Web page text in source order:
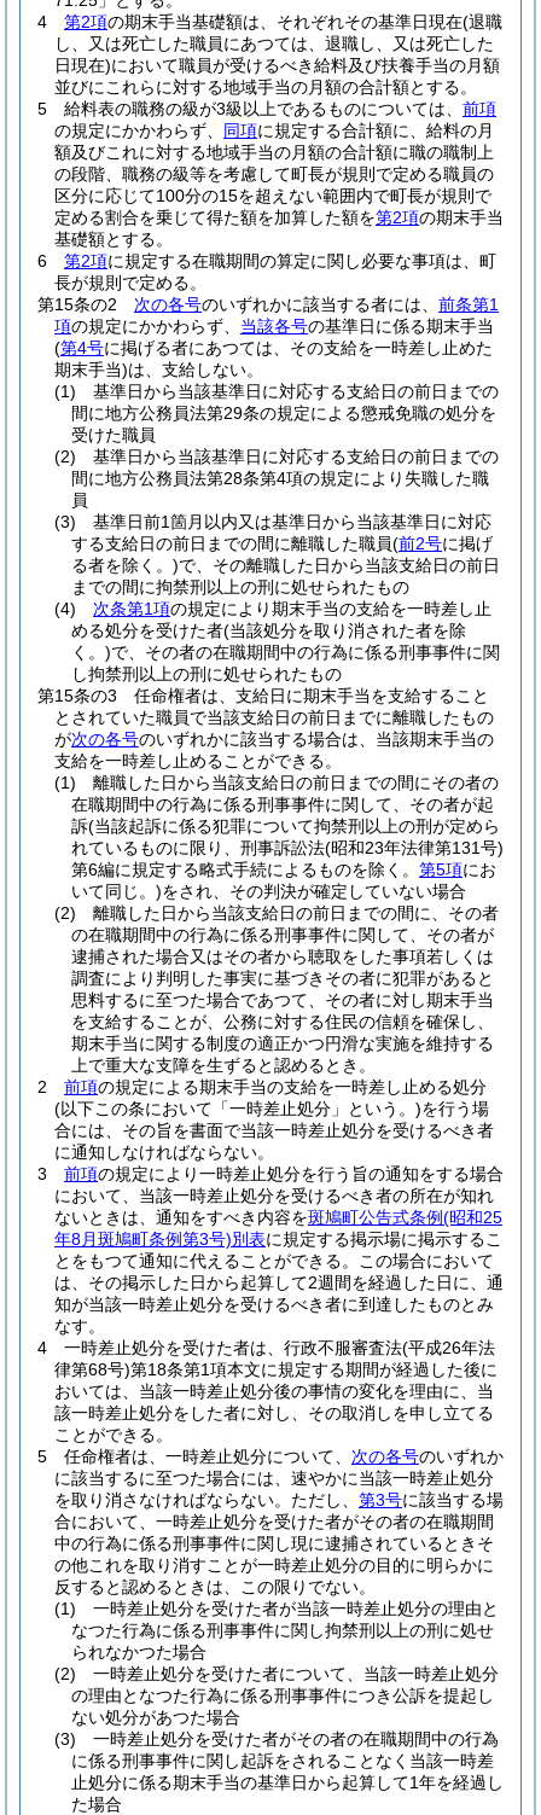
4
第2項の期末手当基礎額は、それぞれその基準日現在(退職
し、又は死亡した職員にあつては、退職し、又は死亡した
日現在)において職員が受けるべき給料及び扶養手当の月額
並びにこれらに対する地域手当の月額の合計額とする。
5
給料表の職務の級が3級以上であるものについては、 前項
の規定にかかわらず、 同項に規定する合計額に、給料の月
額及びこれに対する地域手当の月額の合計額に職の職制上
の段階、職務の級等を考慮して町長が規則で定める職員の
区分に応じて100分の15を超えない範囲内で町長が規則で
定める割合を乗じて得た額を加算した額を第2項の期末手当
基礎額とする。
6
第2項に規定する在職期間の算定に関し必要な事項は、町
長が規則で定める。
第15条の2
次の各号のいずれかに該当する者には、 前条第1
項の規定にかかわらず、 当該各号の基準日に係る期末手当
(第4号に掲げる者にあつては、その支給を一時差し止めた
期末手当)は、支給しない。
(1)
基準日から当該基準日に対応する支給日の前日までの
間に地方公務員法第29条の規定による懲戒免職の処分を
受けた職員
(2)
基準日から当該基準日に対応する支給日の前日までの
間に地方公務員法第28条第4項の規定により失職した職
員
(3)
基準日前1箇月以内又は基準日から当該基準日に対応
する支給日の前日までの間に離職した職員(前2号に掲げ
る者を除く。)で、その離職した日から当該支給日の前日
までの間に拘禁刑以上の刑に処せられたもの
(4)
次条第1項の規定により期末手当の支給を一時差し止
める処分を受けた者(当該処分を取り消された者を除
く。)で、その者の在職期間中の行為に係る刑事事件に関
し拘禁刑以上の刑に処せられたもの
第15条の3
任命権者は、支給日に期末手当を支給すること
とされていた職員で当該支給日の前日までに離職したもの
が次の各号のいずれかに該当する場合は、当該期末手当の
支給を一時差し止めることができる。
(1)
離職した日から当該支給日の前日までの間にその者の
在職期間中の行為に係る刑事事件に関して、その者が起
訴(当該起訴に係る犯罪について拘禁刑以上の刑が定めら
れているものに限り、刑事訴訟法(昭和23年法律第131号)
第6編に規定する略式手続によるものを除く。 第5項にお
いて同じ。)をされ、その判決が確定していない場合
(2)
離職した日から当該支給日の前日までの間に、その者
の在職期間中の行為に係る刑事事件に関して、その者が
逮捕された場合又はその者から聴取をした事項若しくは
調査により判明した事実に基づきその者に犯罪があると
思料するに至つた場合であつて、その者に対し期末手当
を支給することが、公務に対する住民の信頼を確保し、
期末手当に関する制度の適正かつ円滑な実施を維持する
上で重大な支障を生ずると認めるとき。
2
前項の規定による期末手当の支給を一時差し止める処分
(以下この条において「一時差止処分」という。)を行う場
合には、その旨を書面で当該一時差止処分を受けるべき者
に通知しなければならない。
3
前項の規定により一時差止処分を行う旨の通知をする場合
において、当該一時差止処分を受けるべき者の所在が知れ
ないときは、通知をすべき内容を斑鳩町公告式条例(昭和25
年8月斑鳩町条例第3号)別表に規定する掲示場に掲示するこ
とをもつて通知に代えることができる。
この場合において
は、その掲示した日から起算して2週間を経過した日に、通
知が当該一時差止処分を受けるべき者に到達したものとみ
なす。
4
一時差止処分を受けた者は、行政不服審査法(平成26年法
律第68号)第18条第1項本文に規定する期間が経過した後に
おいては、当該一時差止処分後の事情の変化を理由に、当
該一時差止処分をした者に対し、その取消しを申し立てる
ことができる。
5
任命権者は、一時差止処分について、 次の各号のいずれか
に該当するに至つた場合には、速やかに当該一時差止処分
を取り消さなければならない。 ただし、 第3号に該当する場
合において、一時差止処分を受けた者がその者の在職期間
中の行為に係る刑事事件に関し現に逮捕されているときそ
の他これを取り消すことが一時差止処分の目的に明らかに
反すると認めるときは、この限りでない。
(1)
一時差止処分を受けた者が当該一時差止処分の理由と
なつた行為に係る刑事事件に関し拘禁刑以上の刑に処せ
られなかつた場合
(2)
一時差止処分を受けた者について、当該一時差止処分
の理由となつた行為に係る刑事事件につき公訴を提起し
ない処分があつた場合
(3)
一時差止処分を受けた者がその者の在職期間中の行為
に係る刑事事件に関し起訴をされることなく当該一時差
止処分に係る期末手当の基準日から起算して1年を経過し
た場合